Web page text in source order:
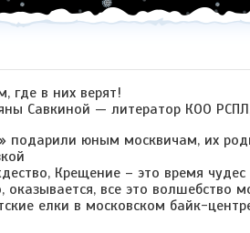
где в них верят!
Савкиной — литератор КОО
подарили юным москвичам, их
Крещение – это время
оказывается, все это волшебство
елки в московском байк-